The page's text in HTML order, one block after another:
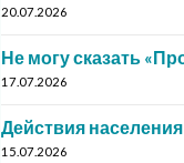
20.07.2026
Не могу сказать
17.07.2026
Действия
15.07.2026